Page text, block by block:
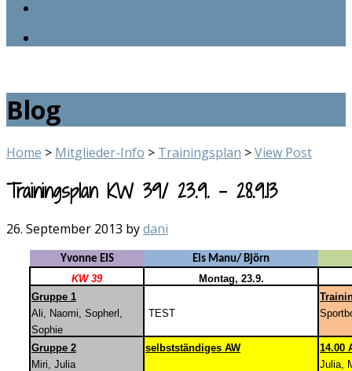
Blog
Home > Mitglieder-Info > Trainingsplan >View Post
Trainingsplan KW 39/ 23.9. – 28.9.13
26. September 2013 bydani
Yvonne EIS
Eis Manu/ Björn
KW 39
Montag, 23.9.
Gruppe 1
Ali, Naomi, Sopherl,
TEST
Sophie
Gruppe 2
selbstständiges AW
14.00
Miri, Julia
Julia,